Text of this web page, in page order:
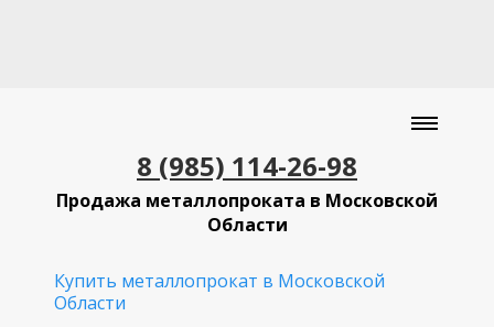
8 (985) 114-26-98
Продажа металлопроката в Московской
Области
Купить металлопрокат в Московской
Области